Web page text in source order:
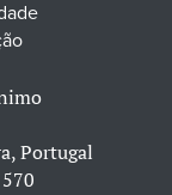
Portugal